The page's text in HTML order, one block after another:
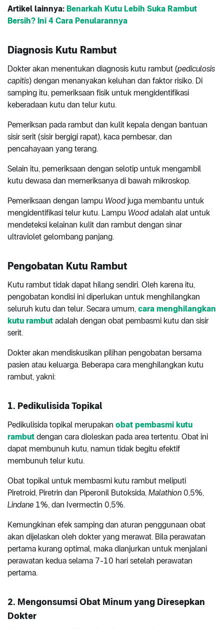
Artikel lainnya: Benarkah Kutu Lebih Suka Rambut
Bersih? Ini 4 Cara Penularannya
Diagnosis Kutu Rambut
Dokter akan menentukan diagnosis kutu rambut (pediculosis
capitis) dengan menanyakan keluhan dan faktor risiko. Di
samping itu, pemeriksaan fisik untuk mengidentifikasi
keberadaan kutu dan telur kutu.
Pemeriksan pada rambut dan kulit kepala dengan bantuan
sisir serit (sisir bergigi rapat), kaca pembesar, dan
pencahayaan yang terang.
Selain itu, pemeriksaan dengan selotip untuk mengambil
kutu dewasa dan memeriksanya di bawah mikroskop.
Pemeriksaan dengan lampu Wood juga membantu untuk
mengidentifikasi telur kutu. Lampu Wood adalah alat untuk
mendeteksi kelainan kulit dan rambut dengan sinar
ultraviolet gelombang panjang.
Pengobatan Kutu Rambut
Kutu rambut tidak dapat hilang sendiri. Oleh karena itu,
pengobatan kondisi ini diperlukan untuk menghilangkan
seluruh kutu dan telur. Secara umum, cara menghilangkan
kutu rambut adalah dengan obat pembasmi kutu dan sisir
serit.
Dokter akan mendiskusikan pilihan pengobatan bersama
pasien atau keluarga. Beberapa cara menghilangkan kutu
rambut, yakni:
1. Pedikulisida Topikal
Pedikulisida topikal merupakan obat pembasmi kutu
rambut dengan cara dioleskan pada area tertentu. Obat ini
dapat membunuh kutu, namun tidak begitu efektif
membunuh telur kutu.
Obat topikal untuk membasmi kutu rambut meliputi
Piretroid, Piretrin dan Piperonil Butoksida, Malathion 0,5%,
Lindane 1%, dan Ivermectin 0,5%.
Kemungkinan efek samping dan aturan penggunaan obat
akan dijelaskan oleh dokter yang merawat. Bila perawatan
pertama kurang optimal, maka dianjurkan untuk menjalani
perawatan kedua selama 7-10 hari setelah perawatan
pertama.
2. Mengonsumsi Obat Minum yang Diresepkan
Dokter